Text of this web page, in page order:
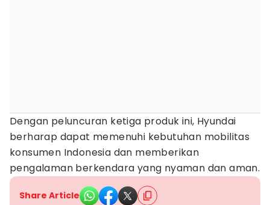
Dengan peluncuran ketiga produk ini, Hyundai
berharap dapat memenuhi kebutuhan mobilitas
konsumen Indonesia dan memberikan
pengalaman berkendara yang nyaman dan aman.
Share Article